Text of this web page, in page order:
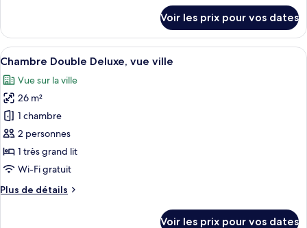
le
type
de
Chambre
Double
Supérieure
Voir les prix pour vos dates
Afficher
toutes
les
photos
pour
ce
type
de
chambre :
Chambre
Une chambre d’hôtel moderne,
6
Chambre Double Deluxe, vue ville
Vue sur la ville
26 m²
1 chambre
2 personnes
1 très grand lit
Wi-Fi gratuit
Plus de détails
Plus
Voir les prix pour vos dates